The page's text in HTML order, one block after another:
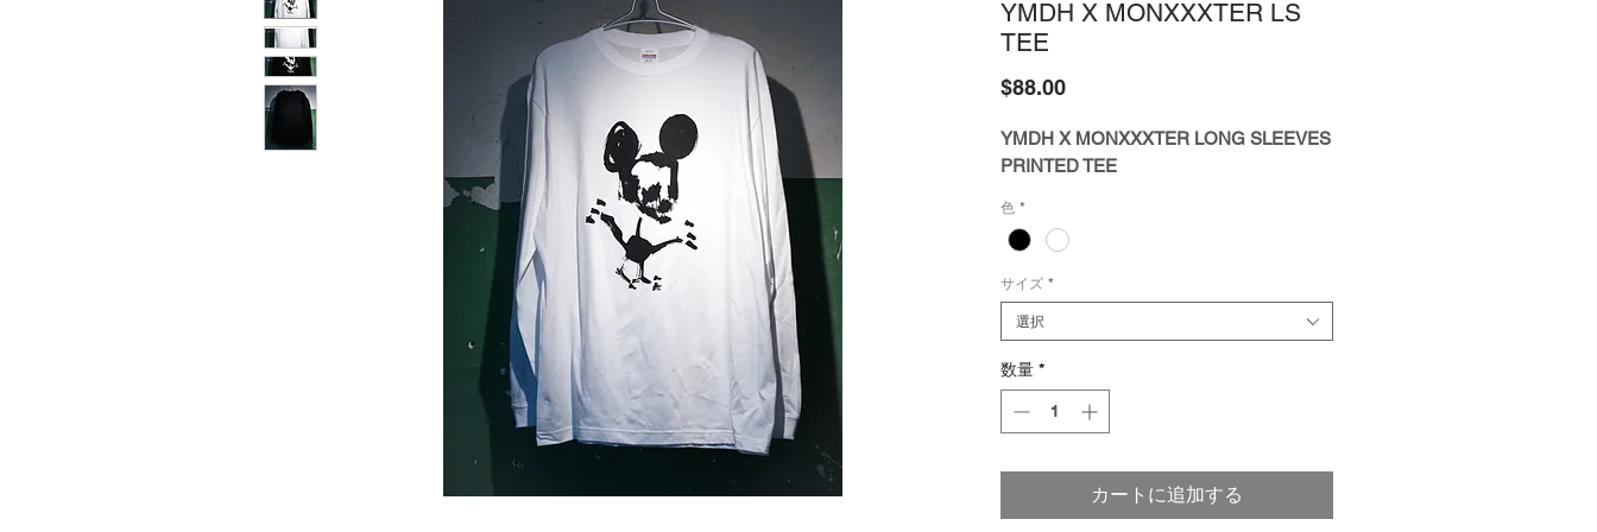
YMDH X MONXXXTER LS
TEE
$88.00価
YMDH X MONXXXTER LONG SLEEVES
PRINTED TEE
色 *
サイズ *
選択
数量 *
カートに追加する